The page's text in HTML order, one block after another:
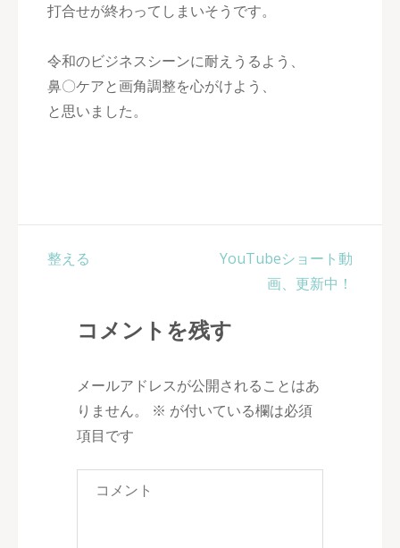
打合せが終わってしまいそうです。
令和のビジネスシーンに耐えうるよう、
鼻〇ケアと画角調整を心がけよう、
と思いました。
投
整える
YouTubeショート動
画、更新中！
コメントを残す
メールアドレスが公開されることはあ
りません。
※ が付いている欄は必須
項目です